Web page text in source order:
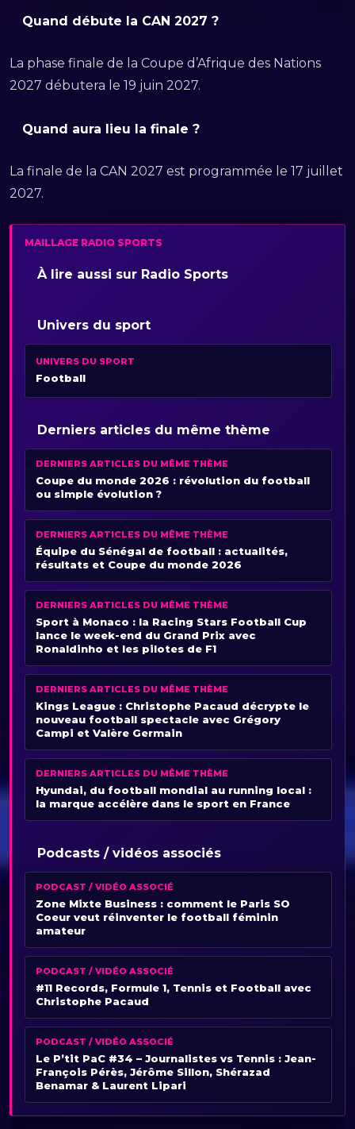
Quand débute la CAN 2027 ?
La phase finale de la Coupe d’Afrique des Nations
2027 débutera le 19 juin 2027.
Quand aura lieu la finale ?
La finale de la CAN 2027 est programmée le 17 juillet
2027.
MAILLAGE RADIO SPORTS
À lire aussi sur Radio Sports
Univers du sport
UNIVERS DU SPORT
Football
Derniers articles du même thème
DERNIERS ARTICLES DU MÊME THÈME
Coupe du monde 2026 : révolution du football
ou simple évolution ?
DERNIERS ARTICLES DU MÊME THÈME
Équipe du Sénégal de football : actualités,
résultats et Coupe du monde 2026
DERNIERS ARTICLES DU MÊME THÈME
Sport à Monaco : la Racing Stars Football Cup
lance le week-end du Grand Prix avec
Ronaldinho et les pilotes de F1
DERNIERS ARTICLES DU MÊME THÈME
Kings League : Christophe Pacaud décrypte le
nouveau football spectacle avec Grégory
Campi et Valère Germain
DERNIERS ARTICLES DU MÊME THÈME
Hyundai, du football mondial au running local :
la marque accélère dans le sport en France
Podcasts / vidéos associés
PODCAST / VIDÉO ASSOCIÉ
Zone Mixte Business : comment le Paris SO
Coeur veut réinventer le football féminin
amateur
PODCAST / VIDÉO ASSOCIÉ
#11 Records, Formule 1, Tennis et Football avec
Christophe Pacaud
PODCAST / VIDÉO ASSOCIÉ
Le P’tit PaC #34 – Journalistes vs Tennis : Jean-
François Pérès, Jérôme Sillon, Shérazad
Benamar & Laurent Lipari